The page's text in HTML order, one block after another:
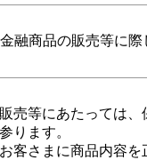
金融商品の販売等に際
販売等にあたっては
参ります。
お客さまに商品内容を